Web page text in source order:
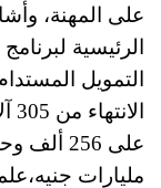
على المهنة،
الرئيسية
التمويل
مليارات